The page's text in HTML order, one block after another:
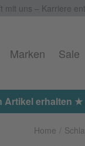
mit uns – Karriere
Marken Sale
Artikel erhalten
Home